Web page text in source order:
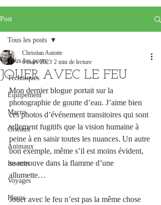
Post
Tous les posts
Techniques
Équipement
Macro
Oiseaux
Animaux
Insectes
Voyages
Fleurs
Tous les posts
JOUER AVEC LE FEU
Christian Autotte
6 mars 2023 2 min de lecture
Mon dernier blogue portait sur la
photographie de goutte d’eau. J’aime bien
ces photos d’événement transitoires qui sont
tellement fugitifs que la vision humaine à
peine à en saisir toutes les nuances. Un autre
bon exemple, même s’il est moins évident,
se retrouve dans la flamme d’une
allumette…
Jouer avec le feu n’est pas la même chose